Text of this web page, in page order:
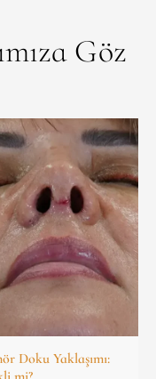
Göz
Doku Yaklaşımı: